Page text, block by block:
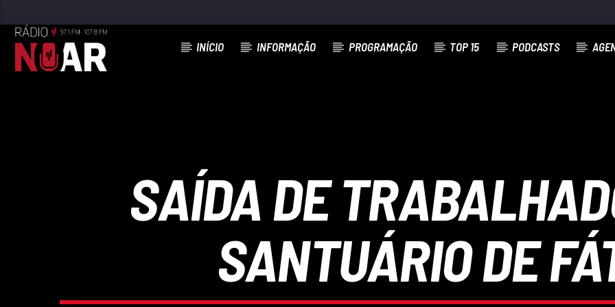
INÍCIO INFORMAÇÃO PROGRAMAÇÃO TOP 15 PODCASTS
SAÍDA DE
SANTUÁRIO DE